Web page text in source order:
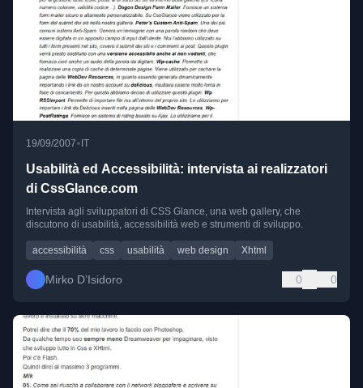
19/09/2007• IT
Usabilità ed Accessibilità: intervista ai realizzatori
di CssGlance.com
Intervista agli sviluppatori di CSS Glance, una web gallery, che
discutono di usabilità, accessibilità web e strumenti di sviluppo.
accessibilità css usabilità web design Xhtml
Mirko D’Isidoro 0 0